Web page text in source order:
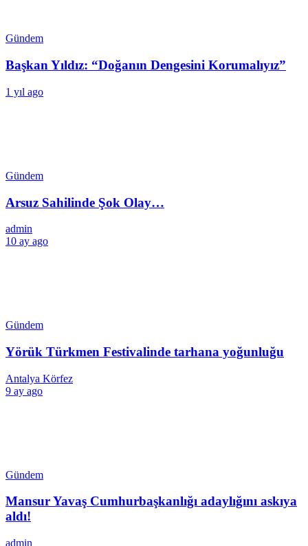
Gündem
Başkan Yıldız: “Doğanın Dengesini Korumalıyız”
1 yıl ago
Gündem
Arsuz Sahilinde Şok Olay…
admin
10 ay ago
Gündem
Yörük Türkmen Festivalinde tarhana yoğunluğu
Antalya Körfez
9 ay ago
Gündem
Mansur Yavaş Cumhurbaşkanlığı adaylığını askıya
aldı!
admin